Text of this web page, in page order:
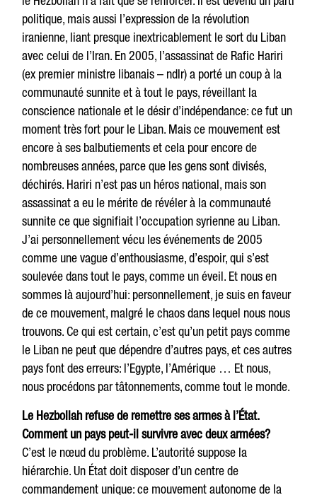
politique, mais aussi l’expression de la révolution
iranienne, liant presque inextricablement le sort du Liban
avec celui de l’Iran. En 2005, l’assassinat de Rafic Hariri
(ex premier ministre libanais – ndlr) a porté un coup à la
communauté sunnite et à tout le pays, réveillant la
conscience nationale et le désir d’indépendance: ce fut un
moment très fort pour le Liban. Mais ce mouvement est
encore à ses balbutiements et cela pour encore de
nombreuses années, parce que les gens sont divisés,
déchirés. Hariri n’est pas un héros national, mais son
assassinat a eu le mérite de révéler à la communauté
sunnite ce que signifiait l’occupation syrienne au Liban.
J’ai personnellement vécu les événements de 2005
comme une vague d’enthousiasme, d’espoir, qui s’est
soulevée dans tout le pays, comme un éveil. Et nous en
sommes là aujourd’hui: personnellement, je suis en faveur
de ce mouvement, malgré le chaos dans lequel nous nous
trouvons. Ce qui est certain, c’est qu’un petit pays comme
le Liban ne peut que dépendre d’autres pays, et ces autres
pays font des erreurs: l’Egypte, l’Amérique … Et nous,
nous procédons par tâtonnements, comme tout le monde.
Le Hezbollah refuse de remettre ses armes à l’État.
Comment un pays peut-il survivre avec deux armées?
C’est le nœud du problème. L’autorité suppose la
hiérarchie. Un État doit disposer d’un centre de
commandement unique: ce mouvement autonome de la